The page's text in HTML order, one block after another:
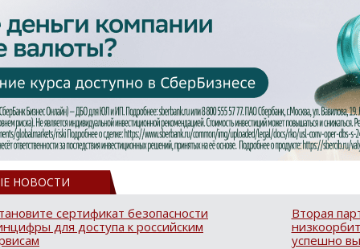
НОВОСТИ
сертификат безопасности
для доступа к российским
Вторая
успешно